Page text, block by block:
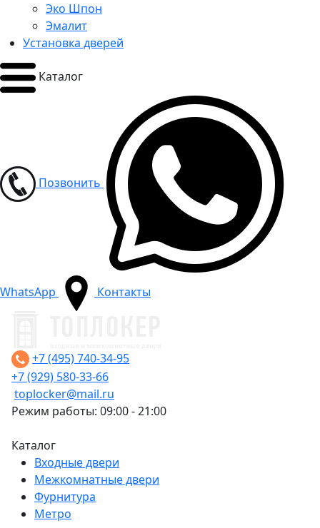
Эко Шпон
Эмалит
Установка дверей
Каталог
Позвонить
WhatsApp Контакты
+7 (495) 740-34-95
+7 (929) 580-33-66
toplocker@mail.ru
Режим работы: 09:00 - 21:00
Каталог
Входные двери
Межкомнатные двери
Фурнитура
Метро